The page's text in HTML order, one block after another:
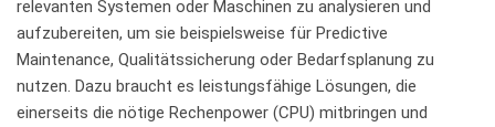
relevanten Systemen oder Maschinen zu analysieren und
aufzubereiten, um sie beispielsweise für Predictive
Maintenance, Qualitätssicherung oder Bedarfsplanung zu
nutzen. Dazu braucht es leistungsfähige Lösungen, die
einerseits die nötige Rechenpower (CPU) mitbringen und